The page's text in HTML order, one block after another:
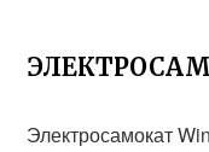
Электросамокат